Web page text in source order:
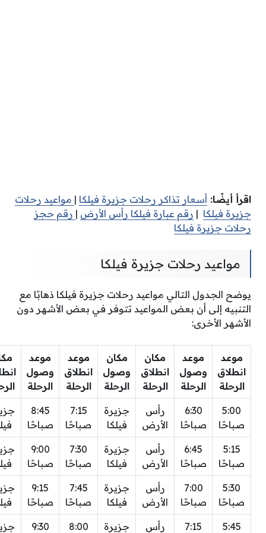
اقرأ أيضًا: أسعار تذاكر رحلات جزيرة فيلكا | مواعيد رحلات
جزيرة فيلكا | رقم عبارة فيلكا رأس الأرض | رقم حجز
رحلات جزيرة فيلكا
مواعيد رحلات جزيرة فيلكا
يوضح الجدول التالي مواعيد رحلات جزيرة فيلكا ذهابًا مع
التنبيه إلى أن بعض المواعيد تتوفر في بعض الأشهر دون
الأشهر الأخرى:
موعد
انطلاق
الرحلة
موعد
وصول
الرحلة
مكان
انطلاق
الرحلة
مكان
وصول
الرحلة
موعد
انطلاق
الرحلة
موعد
وصول
الرحلة
5:00
صباحًا
6:30
صباحًا
رأس
الأرض
جزيرة
فيلكا
7:15
صباحًا
8:45
صباحًا
5:15
صباحًا
6:45
صباحًا
رأس
الأرض
جزيرة
فيلكا
7:30
صباحًا
9:00
صباحًا
5:30
صباحًا
7:00
صباحًا
رأس
الأرض
جزيرة
فيلكا
7:45
صباحًا
9:15
صباحًا
5:45
7:15
رأس
جزيرة
8:00
9:30